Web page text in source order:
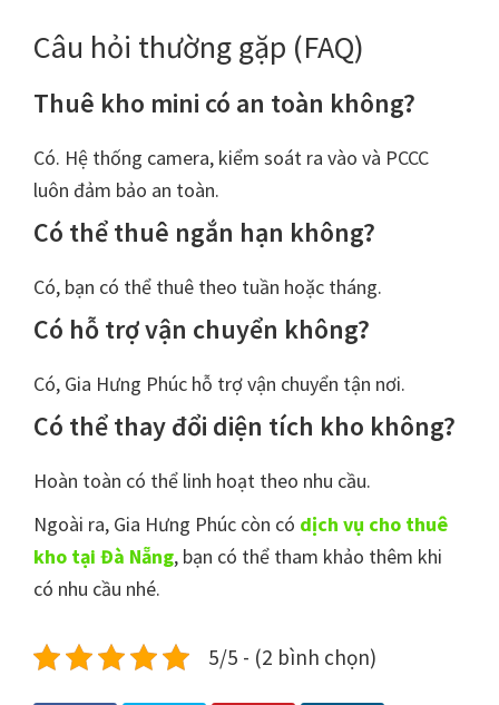
Câu hỏi thường gặp (FAQ)
Thuê kho mini có an toàn không?
Có. Hệ thống camera, kiểm soát ra vào và PCCC
luôn đảm bảo an toàn.
Có thể thuê ngắn hạn không?
Có, bạn có thể thuê theo tuần hoặc tháng.
Có hỗ trợ vận chuyển không?
Có, Gia Hưng Phúc hỗ trợ vận chuyển tận nơi.
Có thể thay đổi diện tích kho không?
Hoàn toàn có thể linh hoạt theo nhu cầu.
Ngoài ra, Gia Hưng Phúc còn có dịch vụ cho thuê
kho tại Đà Nẵng, bạn có thể tham khảo thêm khi
có nhu cầu nhé.
5/5 - (2 bình chọn)